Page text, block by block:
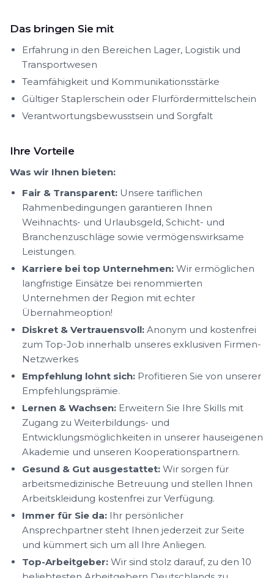
Das bringen Sie mit
Erfahrung in den Bereichen Lager, Logistik und
Transportwesen
Teamfähigkeit und Kommunikationsstärke
Gültiger Staplerschein oder Flurfördermittelschein
Verantwortungsbewusstsein und Sorgfalt
Ihre Vorteile
Was wir Ihnen bieten:
Fair & Transparent: Unsere tariflichen
Rahmenbedingungen garantieren Ihnen
Weihnachts- und Urlaubsgeld, Schicht- und
Branchenzuschläge sowie vermögenswirksame
Leistungen.
Karriere bei top Unternehmen: Wir ermöglichen
langfristige Einsätze bei renommierten
Unternehmen der Region mit echter
Übernahmeoption!
Diskret & Vertrauensvoll: Anonym und kostenfrei
zum Top-Job innerhalb unseres exklusiven Firmen-
Netzwerkes
Empfehlung lohnt sich: Profitieren Sie von unserer
Empfehlungsprämie.
Lernen & Wachsen: Erweitern Sie Ihre Skills mit
Zugang zu Weiterbildungs- und
Entwicklungsmöglichkeiten in unserer hauseigenen
Akademie und unseren Kooperationspartnern.
Gesund & Gut ausgestattet: Wir sorgen für
arbeitsmedizinische Betreuung und stellen Ihnen
Arbeitskleidung kostenfrei zur Verfügung.
Immer für Sie da: Ihr persönlicher
Ansprechpartner steht Ihnen jederzeit zur Seite
und kümmert sich um all Ihre Anliegen.
Top-Arbeitgeber: Wir sind stolz darauf, zu den 10